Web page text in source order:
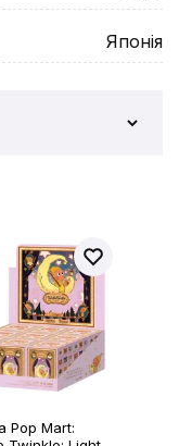
Японія
грн на свій
Pop Mart: